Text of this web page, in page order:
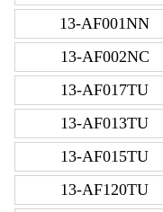
13-AF001NN
13-AF002NC
13-AF017TU
13-AF013TU
13-AF015TU
13-AF120TU